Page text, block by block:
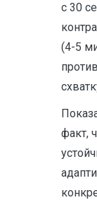
с 30
(4-5
факт,